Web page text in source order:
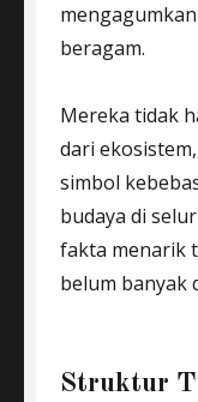
beragam.
Mereka tidak
dari
simbol
budaya di
fakta menarik
belum banyak
Struktur